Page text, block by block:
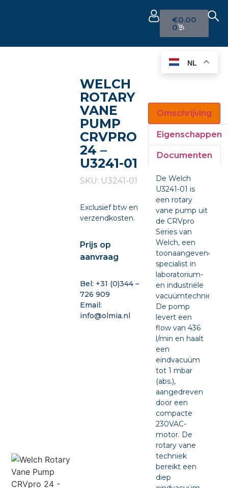
€0.00
0
WELCH
ROTARY
VANE
PUMP
CRVPRO
24 –
U3241-01
SKU: U3241-01
Exclusief btw en
verzendkosten.
Prijs op
aanvraag
Bel: +31 (0)344 –
726 909
Email:
info@olmia.nl
Omschrijving
Eigenschappen
Documenten
De Welch
U3241-01 is
een rotary
vane pump uit
de CRVpro
Series van
Welch, een
toonaangevende
specialist in
laboratorium-
en industriële
vacuümtechniek.
De pomp
levert een
flow van 436
l/min en haalt
een
eindvacuüm
tot 1 mbar
(abs.),
aangedreven
door een
compacte
230VAC-
motor. De
rotary vane
techniek
bereikt een
diep
NL